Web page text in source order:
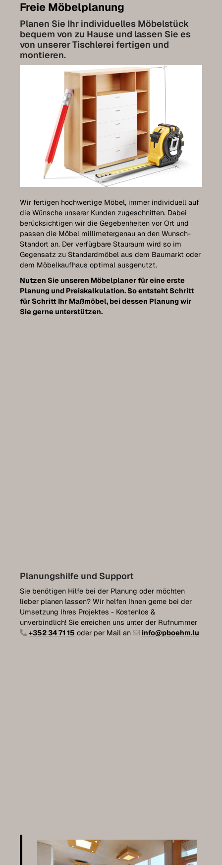
Freie Möbelplanung
Planen Sie Ihr individuelles Möbelstück
bequem von zu Hause und lassen Sie es
von unserer Tischlerei fertigen und
montieren.
Wir fertigen hochwertige Möbel, immer individuell auf
die Wünsche unserer Kunden zugeschnitten. Dabei
berücksichtigen wir die Gegebenheiten vor Ort und
passen die Möbel millimetergenau an den Wunsch-
Standort an. Der verfügbare Stauraum wird so im
Gegensatz zu Standardmöbel aus dem Baumarkt oder
dem Möbelkaufhaus optimal ausgenutzt.
Nutzen Sie unseren Möbelplaner für eine erste
Planung und Preiskalkulation. So entsteht Schritt
für Schritt Ihr Maßmöbel, bei dessen Planung wir
Sie gerne unterstützen.
Planungshilfe und Support
Sie benötigen Hilfe bei der Planung oder möchten
lieber planen lassen? Wir helfen Ihnen gerne bei der
Umsetzung Ihres Projektes - Kostenlos &
unverbindlich! Sie erreichen uns unter der Rufnummer
+352 34 71 15 oder per Mail an info@pboehm.lu
Bathroom furniture
Furniture for sloping ceilings
Wall-mounted sideboards
Wardrobes
Shelving
Sideboards
Wall cabinets
Quality of our furniture
References
Care
Contact
Luxembourg Collection